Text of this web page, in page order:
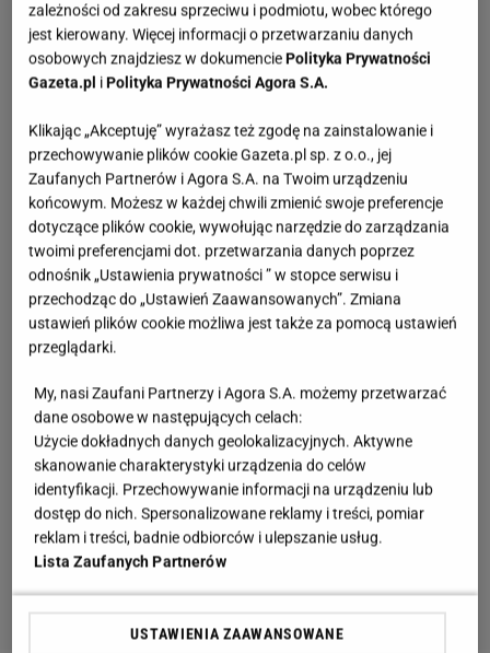
zależności od zakresu sprzeciwu i podmiotu, wobec którego
jest kierowany. Więcej informacji o przetwarzaniu danych
osobowych znajdziesz w dokumenciePolityka Prywatności
Gazeta.pl iPolityka Prywatności Agora S.A.
Klikając „Akceptuję” wyrażasz też zgodę na zainstalowanie i
przechowywanie plików cookie Gazeta.pl sp. z o.o., jej
Zaufanych Partnerów i Agora S.A. na Twoim urządzeniu
końcowym. Możesz w każdej chwili zmienić swoje preferencje
dotyczące plików cookie, wywołując narzędzie do zarządzania
twoimi preferencjami dot. przetwarzania danych poprzez
odnośnik „Ustawienia prywatności ” w stopce serwisu i
przechodząc do „Ustawień Zaawansowanych”. Zmiana
ustawień plików cookie możliwa jest także za pomocą ustawień
przeglądarki.
My, nasi Zaufani Partnerzy i Agora S.A. możemy przetwarzać
dane osobowe w następujących celach:
Użycie dokładnych danych geolokalizacyjnych. Aktywne
skanowanie charakterystyki urządzenia do celów
identyfikacji. Przechowywanie informacji na urządzeniu lub
dostęp do nich. Spersonalizowane reklamy i treści, pomiar
reklam i treści, badnie odbiorców i ulepszanie usług.
Lista Zaufanych Partnerów
USTAWIENIA ZAAWANSOWANE